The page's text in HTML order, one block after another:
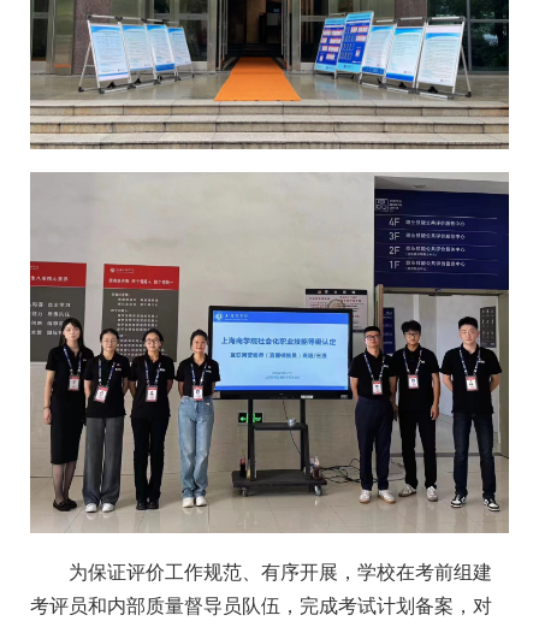
为保证评价工作规范、有序开展，学校在考前组建
考评员和内部质量督导员队伍，完成考试计划备案，对